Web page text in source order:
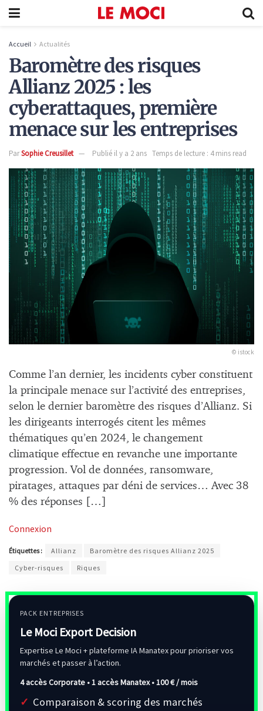
Accueil Actualités
Baromètre des risques
Allianz 2025 : les
cyberattaques, première
menace sur les entreprises
ParSophie Creusillet Publié il y a 2 ans Temps de lecture : 4 mins read
© istock
Comme l’an dernier, les incidents cyber constituent
la principale menace sur l’activité des entreprises,
selon le dernier baromètre des risques d’Allianz. Si
les dirigeants interrogés citent les mêmes
thématiques qu’en 2024, le changement
climatique effectue en revanche une importante
progression. Vol de données, ransomware,
piratages, attaques par déni de services… Avec 38
% des réponses […]
Connexion
Étiquettes : Allianz
Baromètre des risques Allianz 2025
Cyber-risques
Riques
PACK ENTREPRISES
Le Moci Export Decision
Expertise Le Moci + plateforme IA Manatex pour prioriser vos
marchés et passer à l’action.
4 accès Corporate • 1 accès Manatex •100 € / mois
Comparaison & scoring des marchés